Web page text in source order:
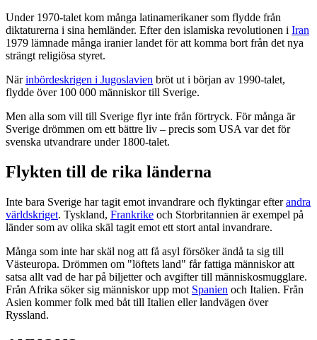
Under 1970-talet kom många latinamerikaner som flydde från
diktaturerna i sina hemländer. Efter den islamiska revolutionen i Iran
1979 lämnade många iranier landet för att komma bort från det nya
strängt religiösa styret.
Närinbördeskrigen i Jugoslavien bröt ut i början av 1990-talet,
flydde över 100 000 människor till Sverige.
Men alla som vill till Sverige flyr inte från förtryck. För många är
Sverige drömmen om ett bättre liv – precis som USA var det för
svenska utvandrare under 1800-talet.
Flykten till de rika länderna
Inte bara Sverige har tagit emot invandrare och flyktingar efterandra
världskriget. Tyskland, Frankrike och Storbritannien är exempel på
länder som av olika skäl tagit emot ett stort antal invandrare.
Många som inte har skäl nog att få asyl försöker ändå ta sig till
Västeuropa. Drömmen om "löftets land" får fattiga människor att
satsa allt vad de har på biljetter och avgifter till människosmugglare.
Från Afrika söker sig människor upp mot Spanien och Italien. Från
Asien kommer folk med båt till Italien eller landvägen över
Ryssland.